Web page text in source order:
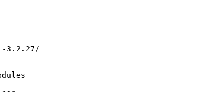
3.2.27/